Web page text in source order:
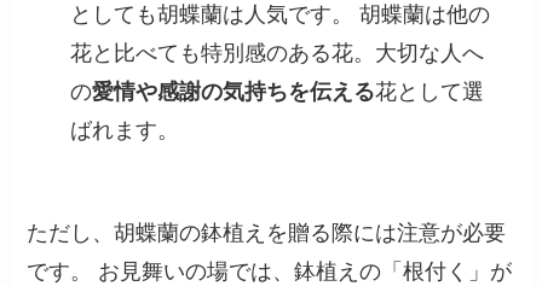
としても胡蝶蘭は人気です。 胡蝶蘭は他の
花と比べても特別感のある花。大切な人へ
の愛情や感謝の気持ちを伝える花として選
ばれます。
ただし、胡蝶蘭の鉢植えを贈る際には注意が必要
です。 お見舞いの場では、鉢植えの「根付く」が